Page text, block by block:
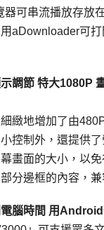
器可串流播放存放
aDownloader可
調節 特大1080P
緻地增加了由
控制外，還提供了
畫面的大小，以
分邊框的內容，兼
腦時間 用Android